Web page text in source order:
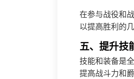
在参与战役和
以提高胜利的
五、提升技
技能和装备是
提高战斗力和爵